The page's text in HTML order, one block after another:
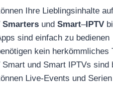
Ihre Lieblingsinhalte
Smarters und Smart–IPTV
sind einfach zu bedienen
kein herkömmliches
Smart und Smart IPTVs sind
Live-Events und